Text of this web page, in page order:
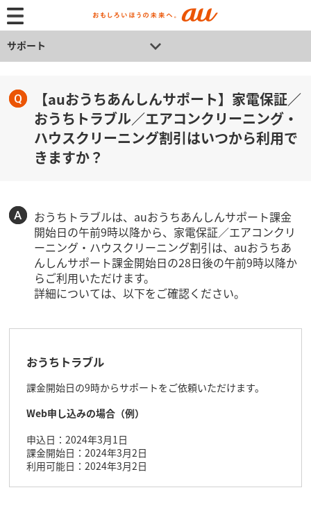
サポート
【auおうちあんしんサポート】家電保証／
おうちトラブル／エアコンクリーニング・
ハウスクリーニング割引はいつから利用で
きますか？
おうちトラブルは、auおうちあんしんサポート課金
開始日の午前9時以降から、家電保証／エアコンクリ
ーニング・ハウスクリーニング割引は、auおうちあ
んしんサポート課金開始日の28日後の午前9時以降か
らご利用いただけます。
詳細については、以下をご確認ください。
おうちトラブル
課金開始日の9時からサポートをご依頼いただけます。
Web申し込みの場合（例）
申込日：2024年3月1日
課金開始日：2024年3月2日
利用可能日：2024年3月2日